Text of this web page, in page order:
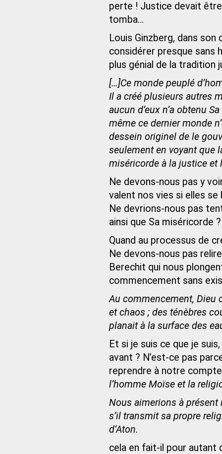
perte ! Justice devait
tomba…
Louis Ginzberg, dans
considérer presque sans
plus génial de la tradition
[…]Ce monde peuplé
Il a créé plusieurs autres
aucun d’eux n’a obtenu
même ce dernier monde
dessein originel de le
seulement en voyant que
miséricorde à la justice
Ne devons-nous pas y
valent nos vies si elles
Ne devrions-nous pas
ainsi que Sa miséricorde ?
Quand au processus de
Ne devons-nous pas
Berechit qui nous
commencement sans
Au commencement, Dieu
et chaos ; des ténèbres
planait à la surface des
Et si je suis ce que je
avant ? N’est-ce pas
reprendre à notre
l’homme Moïse et la
Nous aimerions à
s’il transmit sa propre
d’Aton.
cela en fait-il pour autant